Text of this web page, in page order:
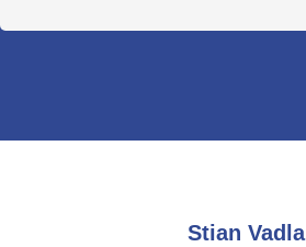
Stian Vadla